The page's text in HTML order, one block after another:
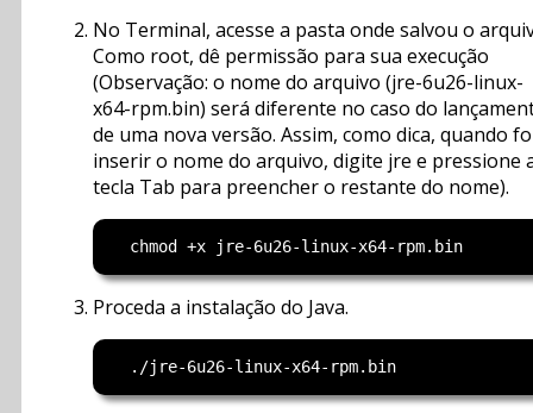
No Terminal, acesse a pasta onde salvou o
Como root, dê permissão para sua execução
(Observação: o nome do arquivo (jre-6u26-linux-
x64-rpm.bin) será diferente no caso do
de uma nova versão. Assim, como dica, quando
inserir o nome do arquivo, digite jre e pressione
tecla Tab para preencher o restante do nome).
Proceda a instalação do Java.